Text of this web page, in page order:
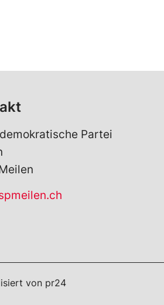
Partei
von pr24